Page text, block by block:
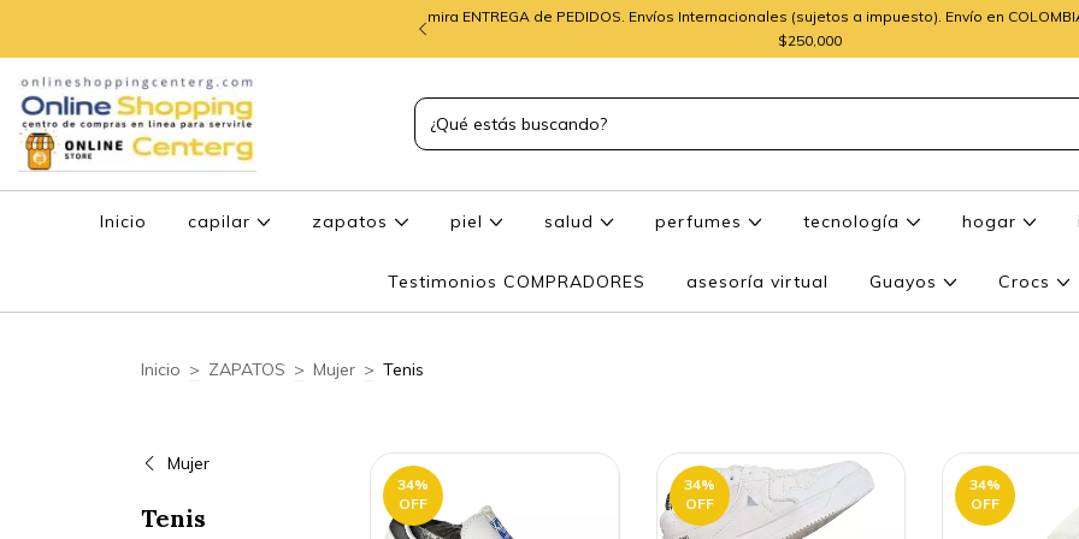
mira ENTREGA de PEDIDOS. Envíos Internacionales (sujetos a impuesto). Envío en
$250,000
Inicio capilar zapatos piel salud perfumes tecnología hogar
Testimonios COMPRADORES asesoría virtual Guayos Crocs
Inicio > ZAPATOS > Mujer > Tenis
Mujer
Tenis
34%
OFF
34%
OFF
34%
OFF